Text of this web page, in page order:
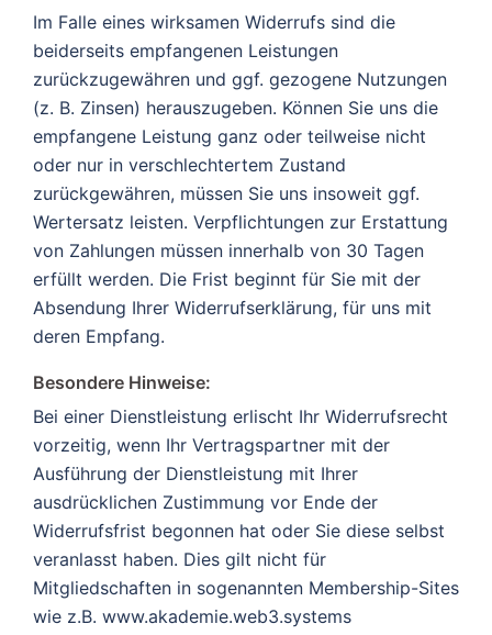
Im Falle eines wirksamen Widerrufs sind die
beiderseits empfangenen Leistungen
zurückzugewähren und ggf. gezogene Nutzungen
(z. B. Zinsen) herauszugeben. Können Sie uns die
empfangene Leistung ganz oder teilweise nicht
oder nur in verschlechtertem Zustand
zurückgewähren, müssen Sie uns insoweit ggf.
Wertersatz leisten. Verpflichtungen zur Erstattung
von Zahlungen müssen innerhalb von 30 Tagen
erfüllt werden. Die Frist beginnt für Sie mit der
Absendung Ihrer Widerrufserklärung, für uns mit
deren Empfang.
Besondere Hinweise:
Bei einer Dienstleistung erlischt Ihr Widerrufsrecht
vorzeitig, wenn Ihr Vertragspartner mit der
Ausführung der Dienstleistung mit Ihrer
ausdrücklichen Zustimmung vor Ende der
Widerrufsfrist begonnen hat oder Sie diese selbst
veranlasst haben. Dies gilt nicht für
Mitgliedschaften in sogenannten Membership-Sites
wie z.B. www.akademie.web3.systems